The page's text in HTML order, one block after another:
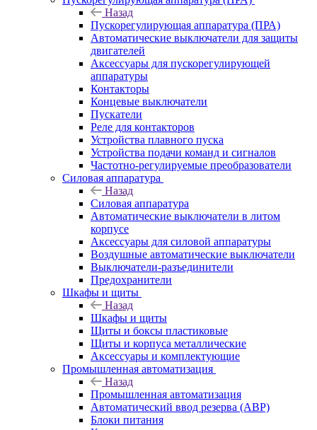
Назад
Пускорегулирующая аппаратура (ПРА)
Автоматические выключатели для защиты
двигателей
Аксессуары для пускорегулирующей
аппаратуры
Контакторы
Концевые выключатели
Пускатели
Реле для контакторов
Устройства плавного пуска
Устройства подачи команд и сигналов
Частотно-регулируемые преобразователи
Силовая аппаратура
Назад
Силовая аппаратура
Автоматические выключатели в литом
корпусе
Аксессуары для силовой аппаратуры
Воздушные автоматические выключатели
Выключатели-разъединители
Предохранители
Шкафы и щиты
Назад
Шкафы и щиты
Щиты и боксы пластиковые
Щиты и корпуса металлические
Аксессуары и комплектующие
Промышленная автоматизация
Назад
Промышленная автоматизация
Автоматический ввод резерва (АВР)
Блоки питания